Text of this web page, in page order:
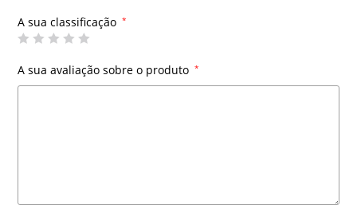
A sua classificação *
A sua avaliação sobre o produto *